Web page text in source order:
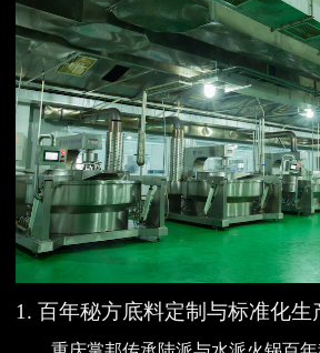
1. 百年秘方底料定制与标准化生